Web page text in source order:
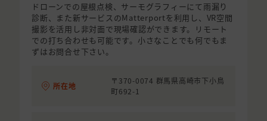
ドローンでの屋根点検、サーモグラフィーにて雨漏り
診断、また新サービスのMatterportを利用し、VR空間
撮影を活用し非対面で現場確認ができます。リモート
での打ち合わせも可能です。小さなことでも何でもま
ずはお問合せ下さい。
所在地
〒370-0074 群馬県高崎市下小鳥
町692-1